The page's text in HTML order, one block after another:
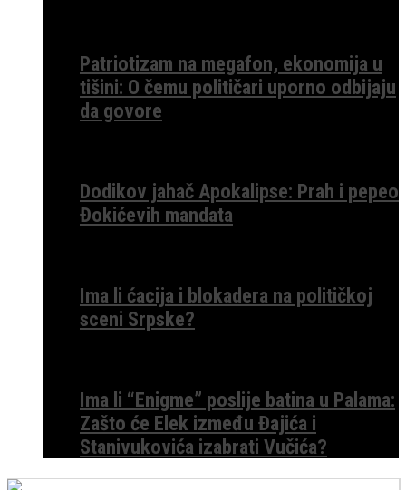
Patriotizam na megafon, ekonomija u
tišini: O čemu političari uporno odbijaju
da govore
Dodikov jahač Apokalipse: Prah i pepeo
Đokićevih mandata
Ima li ćacija i blokadera na političkoj
sceni Srpske?
Ima li “Enigme” poslije batina u Palama:
Zašto će Elek između Đajića i
Stanivukovića izabrati Vučića?